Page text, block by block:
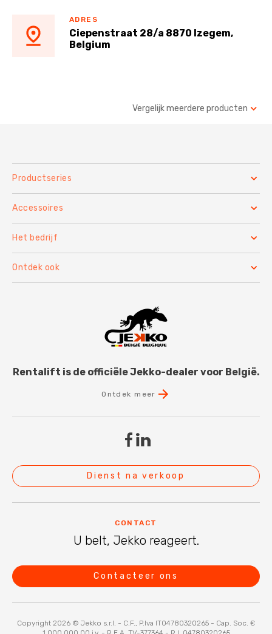
ADRES
Ciepenstraat 28/a 8870 Izegem,
Belgium
Vergelijk meerdere producten
Productseries
Accessoires
Het bedrijf
Ontdek ook
Rentalift is de officiële Jekko-dealer voor België.
Ontdek meer
Dienst na verkoop
CONTACT
U belt, Jekko reageert.
Contacteer ons
Copyright 2026 © Jekko s.r.l. - C.F., P.Iva IT04780320265 - Cap. Soc. €